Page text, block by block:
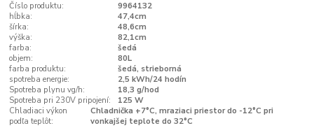
Číslo produktu:
9964132
hĺbka:
47,4cm
šírka:
48,6cm
výška:
82,1cm
farba:
šedá
objem:
80L
farba produktu:
šedá, strieborná
spotreba energie:
2,5 kWh/24 hodín
Spotreba plynu vg/h:
18,3 g/hod
Spotreba pri 230V pripojení:
125 W
Chladiaci výkon
podľa teplôt:
Chladnička +7°C, mraziaci priestor do -12°C pri
vonkajšej teplote do 32°C